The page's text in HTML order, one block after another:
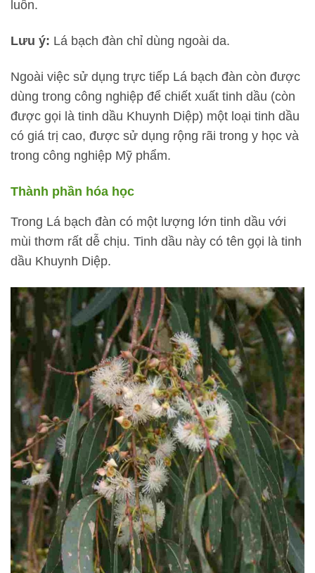
luôn.
Lưu ý: Lá bạch đàn chỉ dùng ngoài da.
Ngoài việc sử dụng trực tiếp Lá bạch đàn còn được
dùng trong công nghiệp để chiết xuất tinh dầu (còn
được gọi là tinh dầu Khuynh Diệp) một loại tinh dầu
có giá trị cao, được sử dụng rộng rãi trong y học và
trong công nghiệp Mỹ phẩm.
Thành phần hóa học
Trong Lá bạch đàn có một lượng lớn tinh dầu với
mùi thơm rất dễ chịu. Tinh dầu này có tên gọi là tinh
dầu Khuynh Diệp.